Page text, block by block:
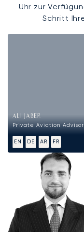
Uhr zur
Schritt
ALI JABER
Private Aviation Advisor
EN DE AR FR